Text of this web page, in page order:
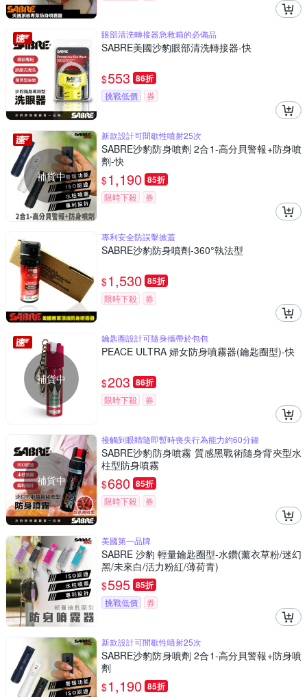
眼部清洗轉接器急救箱的必備品
SABRE美國沙豹眼部清洗轉接器-快
$553 86折
挑戰低價 券
補貨中
新款設計可間歇性噴射25次
SABRE沙豹防身噴劑 2合1-高分貝警報+防身噴
劑-快
$1,190 85折
限時下殺 券
專利安全防誤擊掀蓋
SABRE沙豹防身噴劑-360°執法型
$1,530 85折
限時下殺 券
補貨中
鑰匙圈設計可隨身攜帶於包包
PEACE ULTRA 婦女防身噴霧器(鑰匙圈型)-快
$203 86折
限時下殺 券
補貨中
接觸到眼睛隨即暫時喪失行為能力約60分鐘
SABRE沙豹防身噴霧 質感黑戰術隨身背夾型水
柱型防身噴霧
$680 85折
限時下殺 券
美國第一品牌
SABRE 沙豹 輕量鑰匙圈型-水鑽(薰衣草粉/迷幻
黑/未來白/活力粉紅/薄荷青)
$595 85折
挑戰低價 券
新款設計可間歇性噴射25次
SABRE沙豹防身噴劑 2合1-高分貝警報+防身噴
劑
$1,190 85折